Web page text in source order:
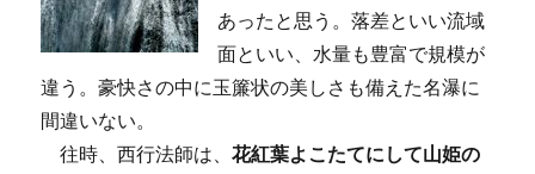
あったと思う。落差といい流域
面といい、水量も豊富で規模が
違う。豪快さの中に玉簾状の美しさも備えた名瀑に
間違いない。
往時、西行法師は、花紅葉よこたてにして山姫の